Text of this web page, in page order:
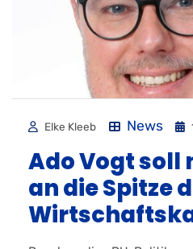
Elke Kleeb News
Ado Vogt soll
an die Spitze